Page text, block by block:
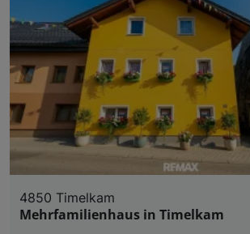
4850 Timelkam
Mehrfamilienhaus in Timelkam